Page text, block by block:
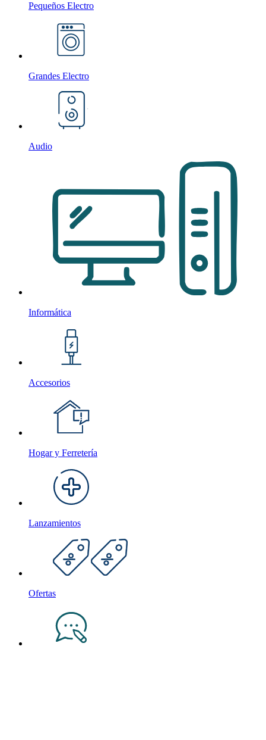
Pequeños Electro
Grandes Electro
Audio
Informática
Accesorios
Hogar y Ferretería
Lanzamientos
Ofertas